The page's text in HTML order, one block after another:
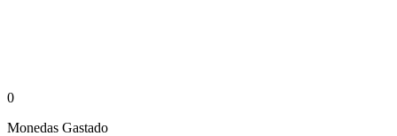
0
Monedas Gastado